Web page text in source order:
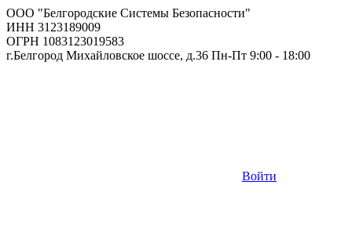
ООО "Белгородские Системы Безопасности"
ИНН 3123189009
ОГРН 1083123019583
г.Белгород Михайловское шоссе, д.36 Пн-Пт 9:00 - 18:00
Войти